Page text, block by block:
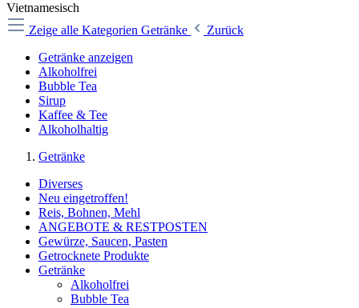
Vietnamesisch
Zeige alle Kategorien Getränke
Zurück
Getränke anzeigen
Alkoholfrei
Bubble Tea
Sirup
Kaffee & Tee
Alkoholhaltig
Getränke
Diverses
Neu eingetroffen!
Reis, Bohnen, Mehl
ANGEBOTE & RESTPOSTEN
Gewürze, Saucen, Pasten
Getrocknete Produkte
Getränke
Alkoholfrei
Bubble Tea